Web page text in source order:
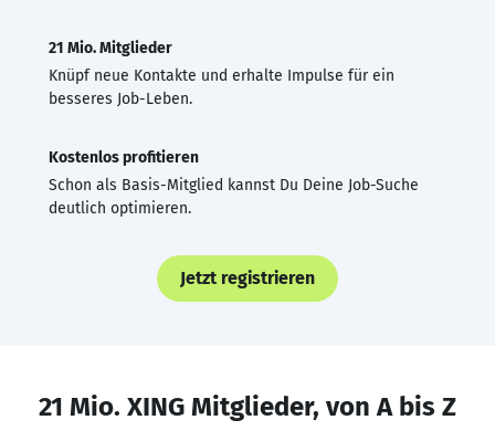
21 Mio. Mitglieder
Knüpf neue Kontakte und erhalte Impulse für ein
besseres Job-Leben.
Kostenlos profitieren
Schon als Basis-Mitglied kannst Du Deine Job-Suche
deutlich optimieren.
Jetzt registrieren
21 Mio. XING Mitglieder, von A bis Z